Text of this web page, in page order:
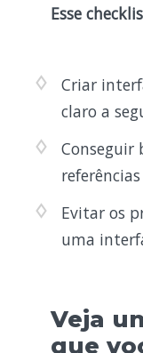
Esse
Criar
claro a
Conseguir
Evitar os
uma
Veja
que